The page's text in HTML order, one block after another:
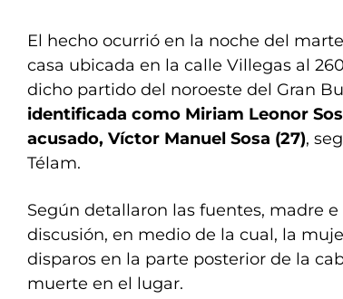
El hecho ocurrió en la noche del
casa ubicada en la calle Villegas al
dicho partido del noroeste del Gran
identificada como Miriam Leonor
acusado, Víctor Manuel Sosa (27),
Télam.
Según detallaron las fuentes, madre
discusión, en medio de la cual, la
disparos en la parte posterior de la
muerte en el lugar.